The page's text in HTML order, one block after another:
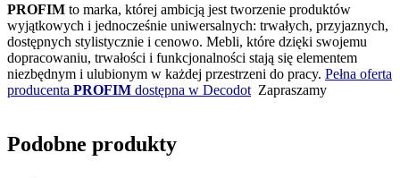
PROFIM to marka, której ambicją jest tworzenie produktów
wyjątkowych i jednocześnie uniwersalnych: trwałych, przyjaznych,
dostępnych stylistycznie i cenowo. Mebli, które dzięki swojemu
dopracowaniu, trwałości i funkcjonalności stają się elementem
niezbędnym i ulubionym w każdej przestrzeni do pracy. Pełna oferta
producenta PROFIM dostępna w Decodot Zapraszamy
Podobne produkty